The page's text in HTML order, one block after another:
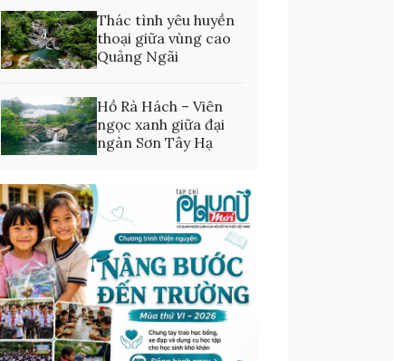
Thác tình yêu huyền
thoại giữa vùng cao
Quảng Ngãi
Hồ Rà Hách – Viên
ngọc xanh giữa đại
ngàn Sơn Tây Hạ